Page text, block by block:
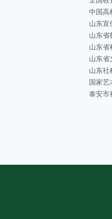
中国高
山东宣
山东省
山东省
山东省
山东社
国家艺
泰安市